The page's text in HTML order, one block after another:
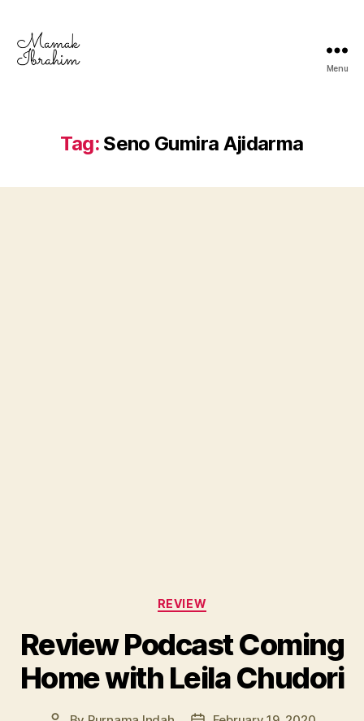
Lifestyle
Blogger
Menu
Tag: Seno Gumira Ajidarma
Categories
REVIEW
Review Podcast Coming
Home with Leila Chudori